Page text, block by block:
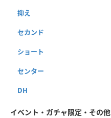
抑え
セカンド
ショート
センター
DH
イベント・ガチャ限定・その他